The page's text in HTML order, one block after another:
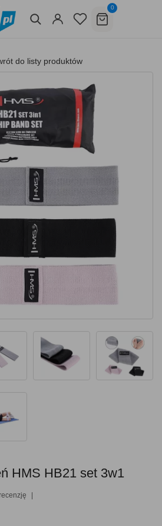
0
do listy produktów
HMS HB21 set 3w1